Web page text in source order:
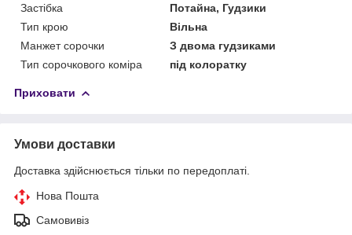
Застібка
Потайна, Гудзики
Тип крою
Вільна
Манжет сорочки
З двома гудзиками
Тип сорочкового коміра
під колоратку
Приховати
Умови доставки
Доставка здійснюється тільки по передоплаті.
Нова Пошта
Самовивіз